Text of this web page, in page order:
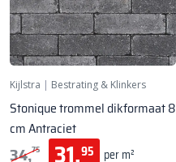
Kijlstra | Bestrating & Klinkers
Stonique trommel dikformaat 8
cm Antraciet
34,75 31,95 per m²